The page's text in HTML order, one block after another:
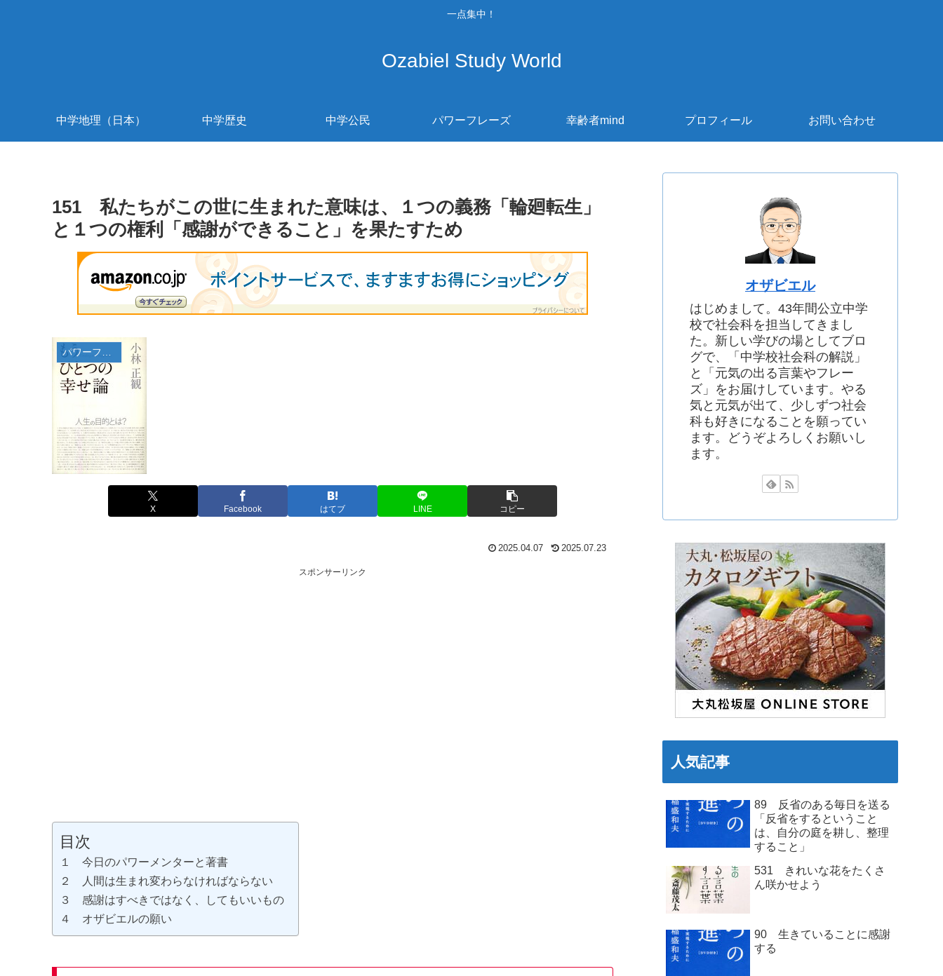
一点集中！
Ozabiel Study World
中学地理（日本） 中学歴史 中学公民 パワーフレーズ 幸齢者mind プロフィール お問い合わせ
151 私たちがこの世に生まれた意味は、１つの義務「輪廻転生」
と１つの権利「感謝ができること」を果たすため
X Facebook はてブ LINE コピー
2025.04.07 2025.07.23
スポンサーリンク
目次
１ 今日のパワーメンターと著書
２ 人間は生まれ変わらなければならない
３ 感謝はすべきではなく、してもいいもの
４ オザビエルの願い
オザビエル
はじめまして。43年間公立中学
校で社会科を担当してきまし
た。新しい学びの場としてブロ
グで、「中学校社会科の解説」
と「元気の出る言葉やフレー
ズ」をお届けしています。やる
気と元気が出て、少しずつ社会
科も好きになることを願ってい
ます。どうぞよろしくお願いし
ます。
人気記事
89 反省のある毎日を送る
「反省をするということ
は、自分の庭を耕し、整理
すること」
531 きれいな花をたくさ
ん咲かせよう
90 生きていることに感謝
する